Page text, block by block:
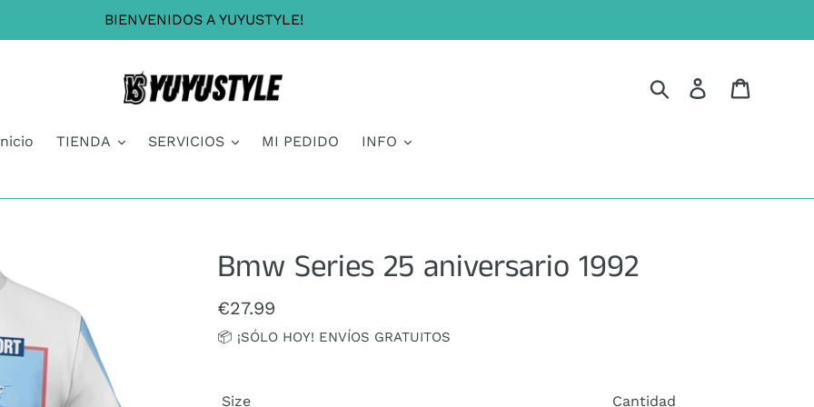
BIENVENIDOS A YUYUSTYLE!
Buscar Ingresar
TIENDA SERVICIOS MI PEDIDO INFO
Bmw Series 25 aniversario 1992
Precio
habitual
€27.99
📦 ¡SÓLO HOY! ENVÍOS GRATUITOS
Size Cantidad